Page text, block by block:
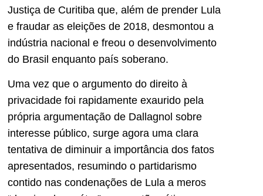
Justiça de Curitiba que, além de prender Lula
e fraudar as eleições de 2018, desmontou a
indústria nacional e freou o desenvolvimento
do Brasil enquanto país soberano.
Uma vez que o argumento do direito à
privacidade foi rapidamente exaurido pela
própria argumentação de Dallagnol sobre
interesse público, surge agora uma clara
tentativa de diminuir a importância dos fatos
apresentados, resumindo o partidarismo
contido nas condenações de Lula a meros